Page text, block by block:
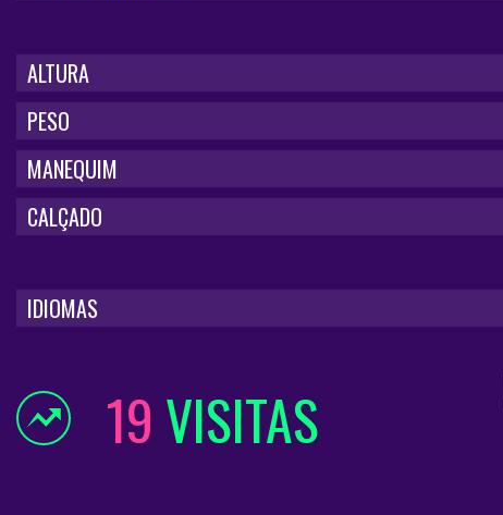
ALTURA
PESO
MANEQUIM
CALÇADO
IDIOMAS
19 VISITAS